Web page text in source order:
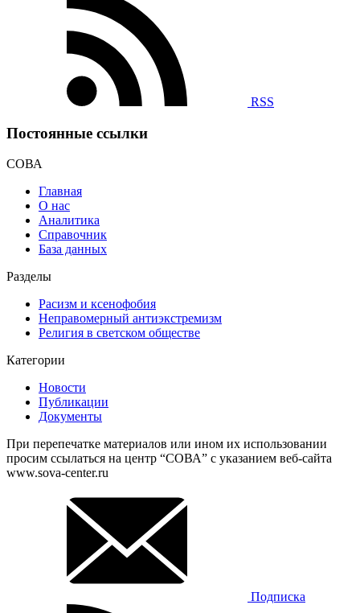
RSS
Постоянные ссылки
СОВА
Главная
О нас
Аналитика
Справочник
База данных
Разделы
Расизм и ксенофобия
Неправомерный антиэкстремизм
Религия в светском обществе
Категории
Новости
Публикации
Документы
При перепечатке материалов или ином их использовании
просим ссылаться на центр “СОВА” с указанием веб-сайта
www.sova-center.ru
Подписка